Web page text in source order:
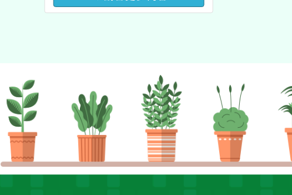
業成長研習實施計畫－夢